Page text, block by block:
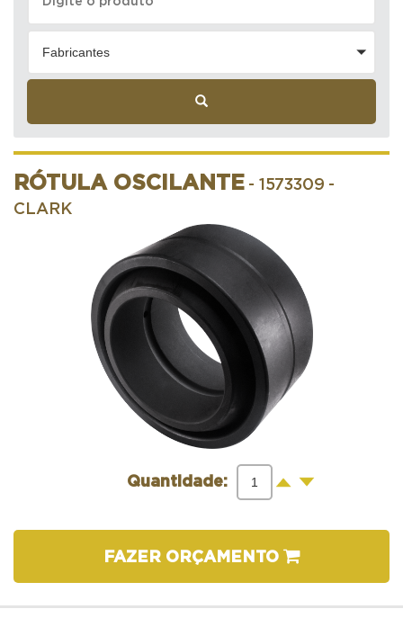
Fabricantes
RÓTULA OSCILANTE - 1573309 -
CLARK
Quantidade: + -
FAZER ORÇAMENTO